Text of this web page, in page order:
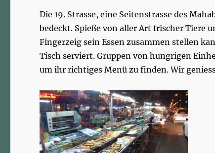
Die 19. Strasse, eine Seitenstrasse des
bedeckt. Spieße von aller Art frischer Tiere
Fingerzeig sein Essen zusammen stellen
Tisch serviert. Gruppen von hungrigen
um ihr richtiges Menü zu finden. Wir